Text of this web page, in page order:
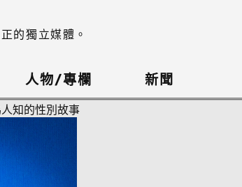
的獨立媒體。
人物/專欄 新聞
知的性別故事